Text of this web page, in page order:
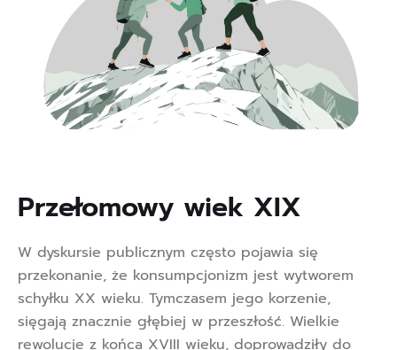
Przełomowy wiek XIX
W dyskursie publicznym często pojawia się
przekonanie, że konsumpcjonizm jest wytworem
schyłku XX wieku. Tymczasem jego korzenie,
sięgają znacznie głębiej w przeszłość. Wielkie
rewolucje z końca XVIII wieku, doprowadziły do